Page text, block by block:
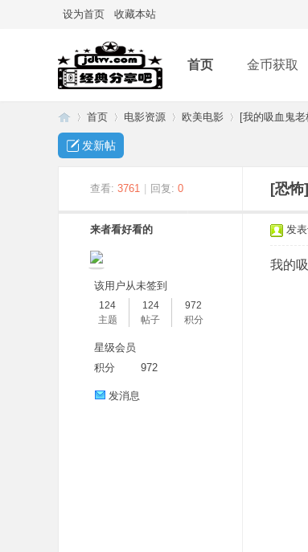
设为首页 收藏本站
首页 金币获取
首页
›
电影资源
›
欧美电影 [我的吸血鬼
发新帖
查看: 3761 回复: 0 [恐怖]
来者看好看的
该用户从未签到
124
主题
124
帖子
972
积分
星级会员
积分
972
发消息
发
我的